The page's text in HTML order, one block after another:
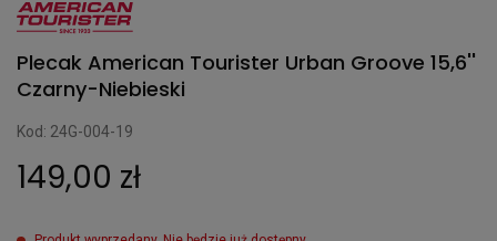
Plecak American Tourister Urban Groove 15,6''
Czarny-Niebieski
Kod: 24G-004-19
149,00 zł